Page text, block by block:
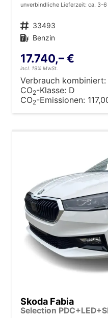
unverbindliche Lieferzeit: ca. 3-
Fahrzeugnr. 33493
Kraftstoff Benzin
17.740,– €
incl. 19% MwSt.
Verbrauch kombiniert:
CO2-Klasse: D
CO2-Emissionen:
Skoda Fabia